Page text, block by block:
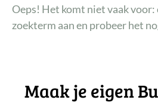
Oeps! Het komt niet vaak voor:
zoekterm aan en probeer het
Maak je eigen